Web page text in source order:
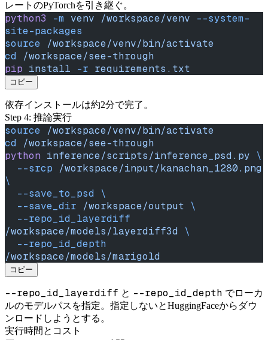
レートのPyTorchを引き継ぐ。
python3 -m venv /workspace/venv --system-
site-packages
source /workspace/venv/bin/activate
cd /workspace/see-through
pip install -r requirements.txt
コピー
依存インストールは約2分で完了。
Step 4: 推論実行
source /workspace/venv/bin/activate
cd /workspace/see-through
python inference/scripts/inference_psd.py \
  --srcp
/workspace/input/kanachan_1280.png
\
  --save_to_psd
\
  --save_dir
/workspace/output \
  --repo_id_layerdiff
/workspace/models/layerdiff3d \
  --repo_id_depth
/workspace/models/marigold
コピー
--repo_id_layerdiff と --repo_id_depth でローカ
ルのモデルパスを指定。指定しないとHuggingFaceからダウ
ンロードしようとする。
実行時間とコスト